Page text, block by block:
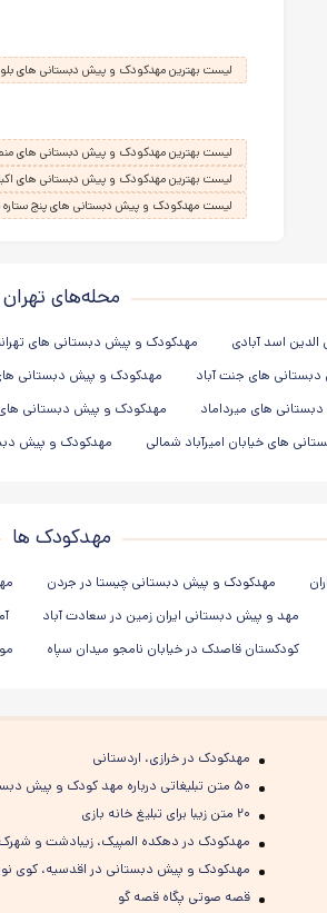
لیست بهترین مهدکودک و پیش دبستانی های
لیست بهترین مهدکودک و پیش دبستانی های منطقه ۵
لیست بهترین مهدکودک و پیش دبستانی های
لیست مهدکودک و پیش دبستانی های پنج ستاره
محله‌های تهران
اسد آبادی مهدکودک و پیش دبستانی های
های جنت آباد مهدکودک و پیش دبستانی
های میرداماد مهدکودک و پیش دبستانی
های خیابان امیرآباد شمالی
مهدکودک و پیش
مهدکودک ها
مهدکودک و پیش دبستانی چیستا در جردن
مهد و پیش دبستانی ایران زمین در سعادت آباد
کودکستان قاصدک در خیابان نامجو میدان سپاه
مهدکودک در خرازی، اردستانی
۵۰ متن تبلیغاتی درباره مهد کودک و پیش دبستانی
۲۰ متن زیبا برای تبلیغ خانه بازی
مهدکودک در دهکده المپیک، زیبادشت و
مهدکودک و پیش دبستانی در اقدسیه، کوی
قصه صوتی پگاه قصه گو